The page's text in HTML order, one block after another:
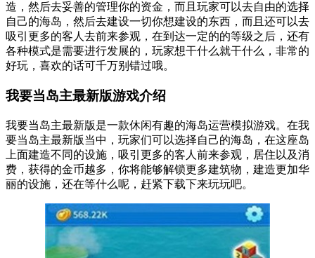
造，然后去妥善的管理你的资金，而且玩家可以去自由的选择
自己的海岛，然后去建设一切你想建设的东西，而且还可以去
吸引更多的客人去前来参观，在到达一定的的等级之后，还有
各种模式是需要进行发展的，玩家想干什么就干什么，非常的
好玩，喜欢的话可千万别错过哦。
我要当岛主最新版游戏介绍
我要当岛主最新版是一款休闲有趣的海岛运营模拟游戏。在我
要当岛主最新版当中，玩家们可以选择自己的海岛，在这座岛
上面建造不同的设施，吸引更多的客人前来参观，居住以及消
费，获得的金币越多，你将能够解锁更多建筑物，建造更加华
丽的设施，还在等什么呢，赶紧下载下来玩玩吧。